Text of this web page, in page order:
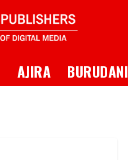
AJIRA BURUDANI